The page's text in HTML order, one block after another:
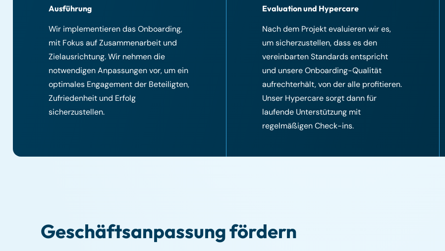
Ausführung
Wir implementieren das Onboarding,
mit Fokus auf Zusammenarbeit und
Zielausrichtung. Wir nehmen die
notwendigen Anpassungen vor, um ein
optimales Engagement der Beteiligten,
Zufriedenheit und Erfolg
sicherzustellen.
Evaluation und Hypercare
Nach dem Projekt evaluieren wir es,
um sicherzustellen, dass es den
vereinbarten Standards entspricht
und unsere Onboarding-Qualität
aufrechterhält, von der alle profitieren.
Unser Hypercare sorgt dann für
laufende Unterstützung mit
regelmäßigen Check-ins.
Geschäftsanpassung fördern